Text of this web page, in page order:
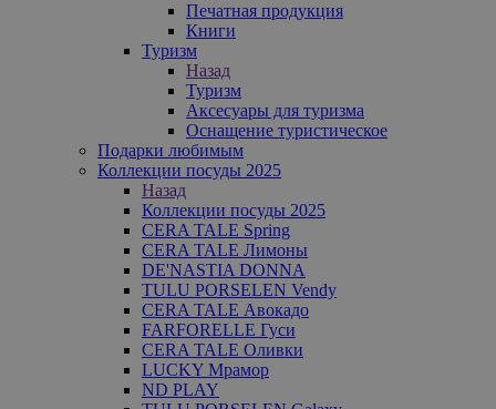
Печатная продукция
Книги
Туризм
Назад
Туризм
Аксесуары для туризма
Оснащение туристическое
Подарки любимым
Коллекции посуды 2025
Назад
Коллекции посуды 2025
CERA TALE Spring
CERA TALE Лимоны
DE'NASTIA DONNA
TULU PORSELEN Vendy
CERA TALE Авокадо
FARFORELLE Гуси
CERA TALE Оливки
LUCKY Мрамор
ND PLAY